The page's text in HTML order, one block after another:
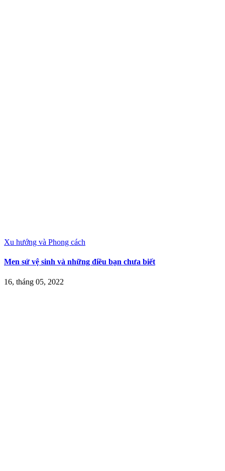
Xu hướng và Phong cách
Men sứ vệ sinh và những điều bạn chưa biết
16, tháng 05, 2022